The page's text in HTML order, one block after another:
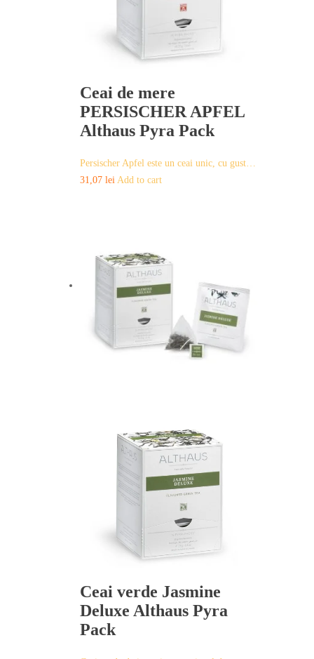
Ceai de mere
PERSISCHER APFEL
Althaus Pyra Pack
Persischer Apfel este un ceai unic, cu gust…
31,07 lei Add to cart
Ceai verde Jasmine
Deluxe Althaus Pyra
Pack